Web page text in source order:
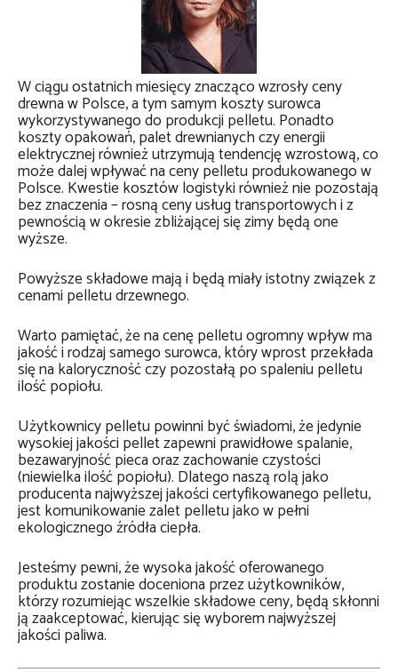
W ciągu ostatnich miesięcy znacząco wzrosły ceny
drewna w Polsce, a tym samym koszty surowca
wykorzystywanego do produkcji pelletu. Ponadto
koszty opakowań, palet drewnianych czy energii
elektrycznej również utrzymują tendencję wzrostową, co
może dalej wpływać na ceny pelletu produkowanego w
Polsce. Kwestie kosztów logistyki również nie pozostają
bez znaczenia – rosną ceny usług transportowych i z
pewnością w okresie zbliżającej się zimy będą one
wyższe.
Powyższe składowe mają i będą miały istotny związek z
cenami pelletu drzewnego.
Warto pamiętać, że na cenę pelletu ogromny wpływ ma
jakość i rodzaj samego surowca, który wprost przekłada
się na kaloryczność czy pozostałą po spaleniu pelletu
ilość popiołu.
Użytkownicy pelletu powinni być świadomi, że jedynie
wysokiej jakości pellet zapewni prawidłowe spalanie,
bezawaryjność pieca oraz zachowanie czystości
(niewielka ilość popiołu). Dlatego naszą rolą jako
producenta najwyższej jakości certyfikowanego pelletu,
jest komunikowanie zalet pelletu jako w pełni
ekologicznego źródła ciepła.
Jesteśmy pewni, że wysoka jakość oferowanego
produktu zostanie doceniona przez użytkowników,
którzy rozumiejąc wszelkie składowe ceny, będą skłonni
ją zaakceptować, kierując się wyborem najwyższej
jakości paliwa.